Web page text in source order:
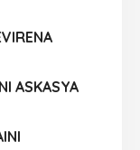
ASKASYA